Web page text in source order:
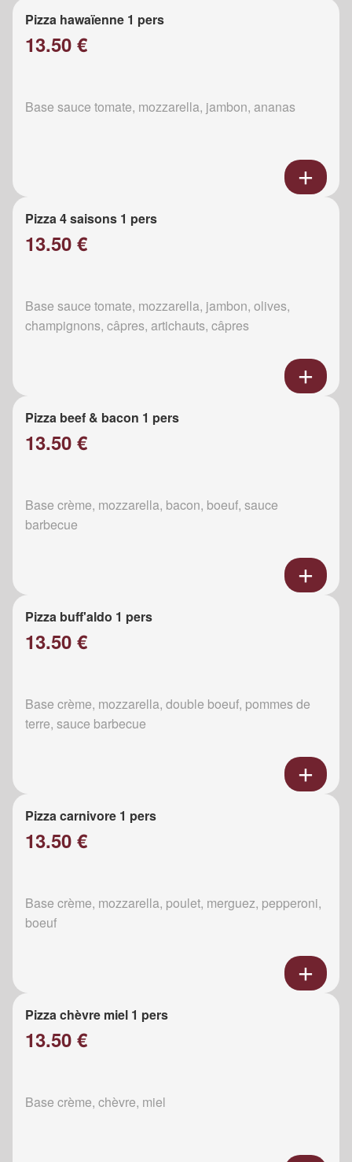
Pizza hawaïenne 1 pers
13.50 €
Base sauce tomate, mozzarella, jambon, ananas
Pizza 4 saisons 1 pers
13.50 €
Base sauce tomate, mozzarella, jambon, olives,
champignons, câpres, artichauts, câpres
Pizza beef & bacon 1 pers
13.50 €
Base crème, mozzarella, bacon, boeuf, sauce
barbecue
Pizza buff'aldo 1 pers
13.50 €
Base crème, mozzarella, double boeuf, pommes de
terre, sauce barbecue
Pizza carnivore 1 pers
13.50 €
Base crème, mozzarella, poulet, merguez, pepperoni,
boeuf
Pizza chèvre miel 1 pers
13.50 €
Base crème, chèvre, miel